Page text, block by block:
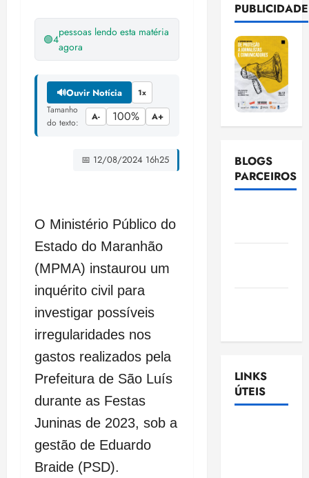
🟢4
pessoas lendo esta matéria
agora
🔊Ouvir Notícia 1x
Tamanho
do texto:
A- 100% A+
📅 12/08/2024 16h25
O Ministério Público do
Estado do Maranhão
(MPMA) instaurou um
inquérito civil para
investigar possíveis
irregularidades nos
gastos realizados pela
Prefeitura de São Luís
durante as Festas
Juninas de 2023, sob a
gestão de Eduardo
Braide (PSD).
PUBLICIDADE
BLOGS
PARCEIROS
LINKS
ÚTEIS